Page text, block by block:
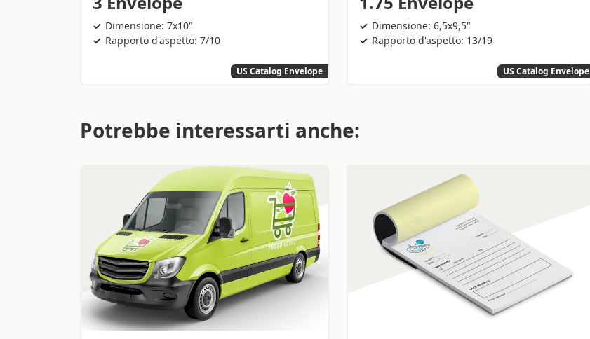
Dimensione: 7x10"
Rapporto d'aspetto: 7/10
US Catalog Envelope
Dimensione: 6,5x9,5"
Rapporto d'aspetto: 13/19
US Catalog Envelope
Potrebbe interessarti anche: